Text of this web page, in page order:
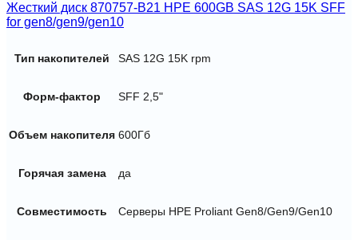
Жесткий диск 870757-B21 HPE 600GB SAS 12G 15K SFF
for gen8/gen9/gen10
Тип накопителей SAS 12G 15K rpm
Форм-фактор SFF 2,5"
Объем накопителя 600Гб
Горячая замена да
Совместимость Серверы HPE Proliant Gen8/Gen9/Gen10